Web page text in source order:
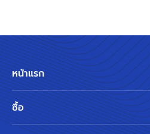
หน้าแรก
ซื้อ